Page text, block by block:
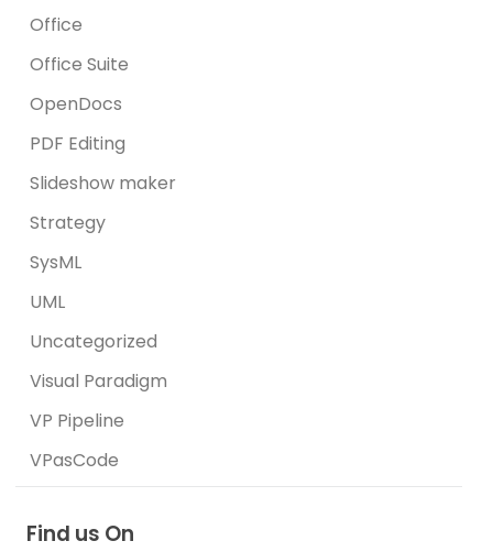
Office
Office Suite
OpenDocs
PDF Editing
Slideshow maker
Strategy
SysML
UML
Uncategorized
Visual Paradigm
VP Pipeline
VPasCode
Find us On